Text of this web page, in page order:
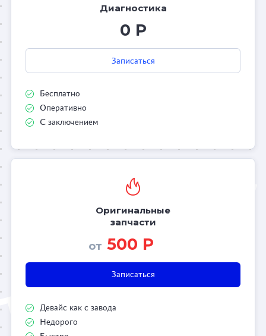
Диагностика
0 Р
Записаться
Бесплатно
Оперативно
С заключением
Оригинальные
запчасти
от 500 Р
Записаться
Девайс как с завода
Недорого